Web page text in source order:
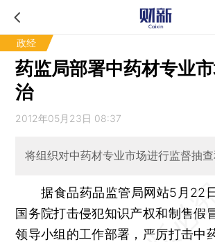
政经
药监局部署中药材专业
治
2012年05月23日 08:37
将组织对中药材专业市场进行监督抽
据食品药品监管局网站5月22
国务院打击侵犯知识产权和制售假
领导小组的工作部署，严厉打击中